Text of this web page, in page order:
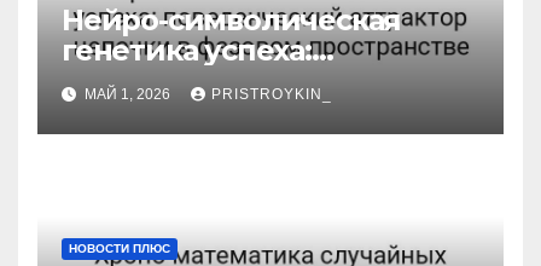
Нейро-символическая
генетика успеха:
поведенческий аттрактор
цепочки в фазовом
пространстве
МАЙ 1, 2026 PRISTROYKIN_
НОВОСТИ ПЛЮС